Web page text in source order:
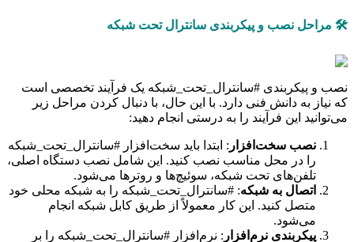
🛠️ مراحل نصب و پیکربندی سانترال تحت شبکه
نصب و پیکربندی #سانترال_تحت_شبکه یک فرآیند تخصصی است
که نیاز به دانش فنی دارد. با این حال، با دنبال کردن مراحل زیر
می‌توانید این فرآیند را به درستی انجام دهید:
نصب سخت‌افزار : ابتدا باید سخت‌افزار #سانترال_تحت_شبکه
را در محل مناسب نصب کنید. این شامل نصب دستگاه اصلی،
تلفن‌های تحت شبکه، سوئیچ‌ها و روترها می‌شود.
اتصال به شبکه: #سانترال_تحت_شبکه را به شبکه محلی خود
متصل کنید. این کار معمولاً از طریق کابل شبکه انجام
می‌شود.
پیکربندی نرم‌افزار : نرم‌افزار #سانترال_تحت_شبکه را بر